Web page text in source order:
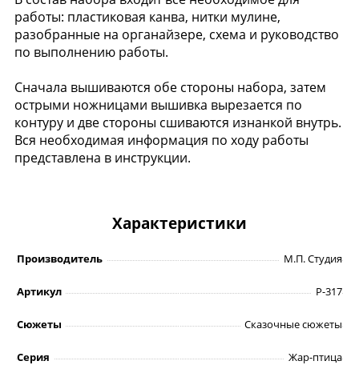
работы: пластиковая канва, нитки мулине,
разобранные на органайзере, схема и руководство
по выполнению работы.
Сначала вышиваются обе стороны набора, затем
острыми ножницами вышивка вырезается по
контуру и две стороны сшиваются изнанкой внутрь.
Вся необходимая информация по ходу работы
представлена в инструкции.
Характеристики
Производитель М.П. Студия
Артикул Р-317
Сюжеты Сказочные сюжеты
Серия Жар-птица